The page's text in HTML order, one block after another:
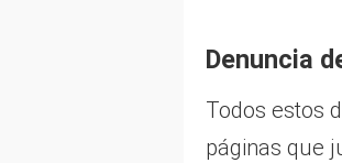
Denuncia
Todos estos
páginas que